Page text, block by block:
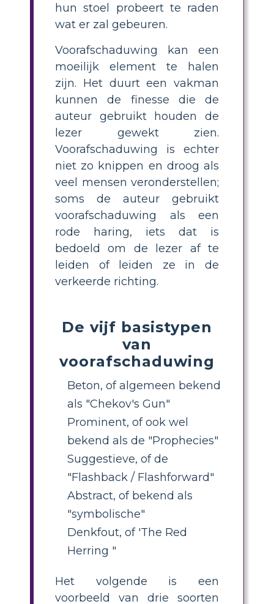
hun stoel probeert te raden
wat er zal gebeuren.
Voorafschaduwing kan een
moeilijk element te halen
zijn. Het duurt een vakman
kunnen de finesse die de
auteur gebruikt houden de
lezer gewekt zien.
Voorafschaduwing is echter
niet zo knippen en droog als
veel mensen veronderstellen;
soms de auteur gebruikt
voorafschaduwing als een
rode haring, iets dat is
bedoeld om de lezer af te
leiden of leiden ze in de
verkeerde richting.
De vijf basistypen
van
voorafschaduwing
Beton, of algemeen bekend
als "Chekov's Gun"
Prominent, of ook wel
bekend als de "Prophecies"
Suggestieve, of de
"Flashback / Flashforward"
Abstract, of bekend als
"symbolische"
Denkfout, of 'The Red
Herring "
Het volgende is een
voorbeeld van drie soorten